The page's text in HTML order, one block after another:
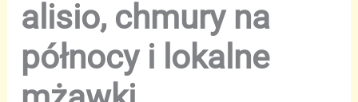
alisio, chmury na
północy i lokalne